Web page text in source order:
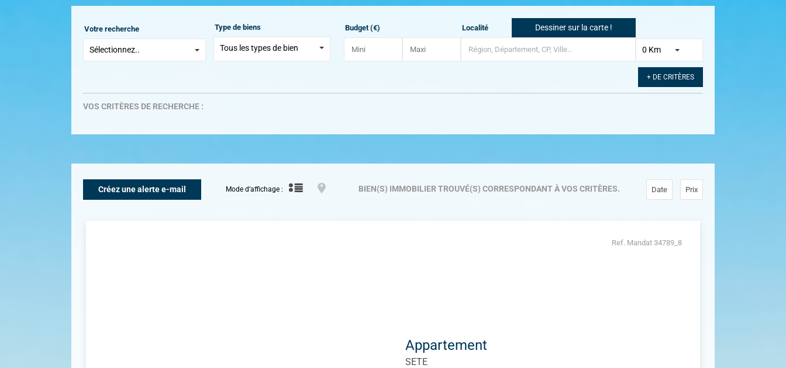
Votre recherche
Sélectionnez..
Type de biens
Tous les types de bien
Budget (€) Localité Dessiner sur la carte !
0 Km
+ DE CRITÈRES
VOS CRITÈRES DE RECHERCHE :
Créez une alerte e-mail Mode d’affichage : BIEN(S) IMMOBILIER TROUVÉ(S)CORRESPONDANT À VOS CRITÈRES. Date Prix
Ref. Mandat 34789_8
Appartement
SETE